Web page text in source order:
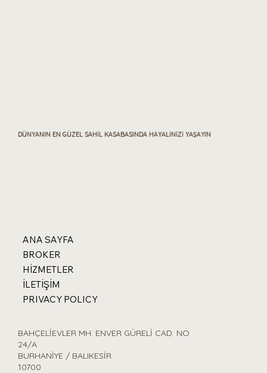
DÜNYANIN EN GÜZEL SAHİL KASABASINDA HAYALİNİZİ YAŞAYIN
ANA SAYFA
BROKER
HİZMETLER
İLETİŞİM
PRIVACY POLICY
BAHÇELİEVLER MH. ENVER GÜRELİ CAD. NO
24/A
BURHANİYE / BALIKESİR
10700